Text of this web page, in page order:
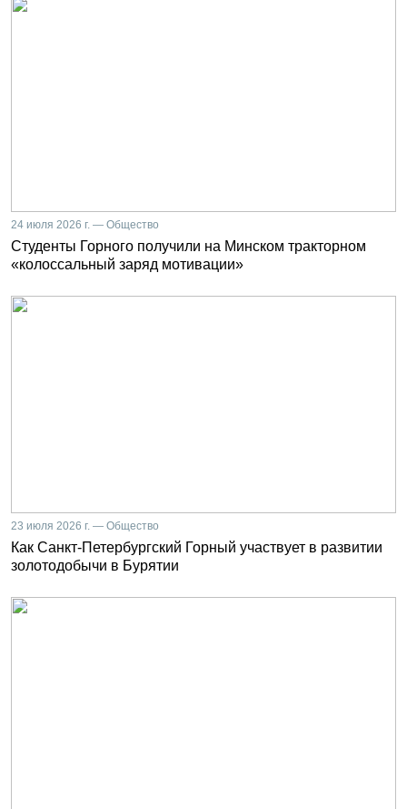
24 июля 2026 г. — Общество
Студенты Горного получили на Минском тракторном
«колоссальный заряд мотивации»
23 июля 2026 г. — Общество
Как Санкт-Петербургский Горный участвует в развитии
золотодобычи в Бурятии